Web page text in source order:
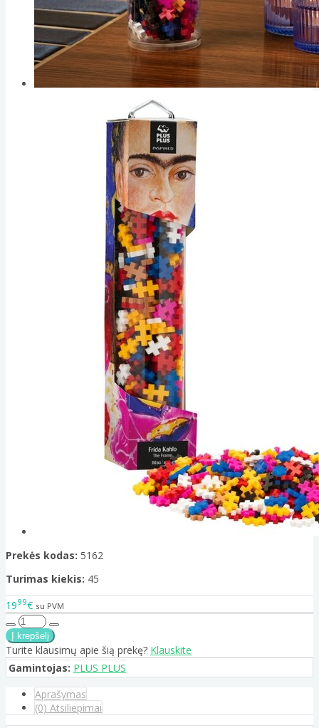
Prekės kodas: 5162
Turimas kiekis: 45
1999€ su PVM
Turite klausimų apie šią prekę? Klauskite
Gamintojas: PLUS PLUS
Aprašymas
(0) Atsiliepimai